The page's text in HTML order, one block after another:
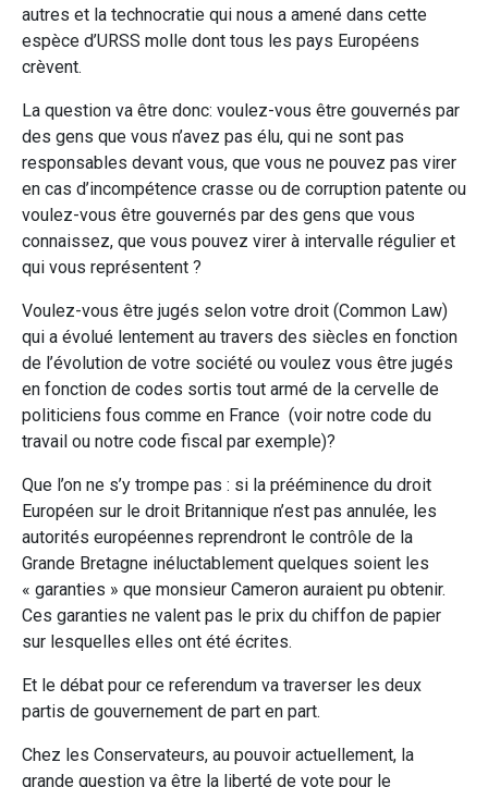
autres et la technocratie qui nous a amené dans cette
espèce d’URSS molle dont tous les pays Européens
crèvent.
La question va être donc: voulez-vous être gouvernés par
des gens que vous n’avez pas élu, qui ne sont pas
responsables devant vous, que vous ne pouvez pas virer
en cas d’incompétence crasse ou de corruption patente ou
voulez-vous être gouvernés par des gens que vous
connaissez, que vous pouvez virer à intervalle régulier et
qui vous représentent ?
Voulez-vous être jugés selon votre droit (Common Law)
qui a évolué lentement au travers des siècles en fonction
de l’évolution de votre société ou voulez vous être jugés
en fonction de codes sortis tout armé de la cervelle de
politiciens fous comme en France (voir notre code du
travail ou notre code fiscal par exemple)?
Que l’on ne s’y trompe pas : si la prééminence du droit
Européen sur le droit Britannique n’est pas annulée, les
autorités européennes reprendront le contrôle de la
Grande Bretagne inéluctablement quelques soient les
« garanties » que monsieur Cameron auraient pu obtenir.
Ces garanties ne valent pas le prix du chiffon de papier
sur lesquelles elles ont été écrites.
Et le débat pour ce referendum va traverser les deux
partis de gouvernement de part en part.
Chez les Conservateurs, au pouvoir actuellement, la
grande question va être la liberté de vote pour le